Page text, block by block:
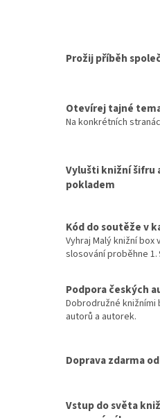
Prožij příběh
Otevírej tajné
Na konkrétních
Vylušti knižní šifru
pokladem
Kód do soutěže v
Vyhraj Malý knižní box
slosování proběhne 1.
Podpora českých
Dobrodružné knižními
autorů a autorek.
Doprava zdarma
Vstup do světa